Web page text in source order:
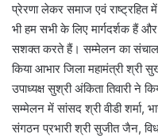
प्रेरणा लेकर समाज एवं राष्ट्रहित
भी हम सभी के लिए मार्गदर्शक हैं
सशक्त करते हैं। सम्मेलन का संचालन
किया आभार जिला महामंत्री श्री
उपाध्यक्ष सुश्री अंकिता तिवारी ने
सम्मेलन में सांसद श्री वीडी शर्मा,
संगठन प्रभारी श्री सुजीत जैन,